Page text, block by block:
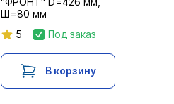
Ш=80 мм
5
Под заказ
В корзину